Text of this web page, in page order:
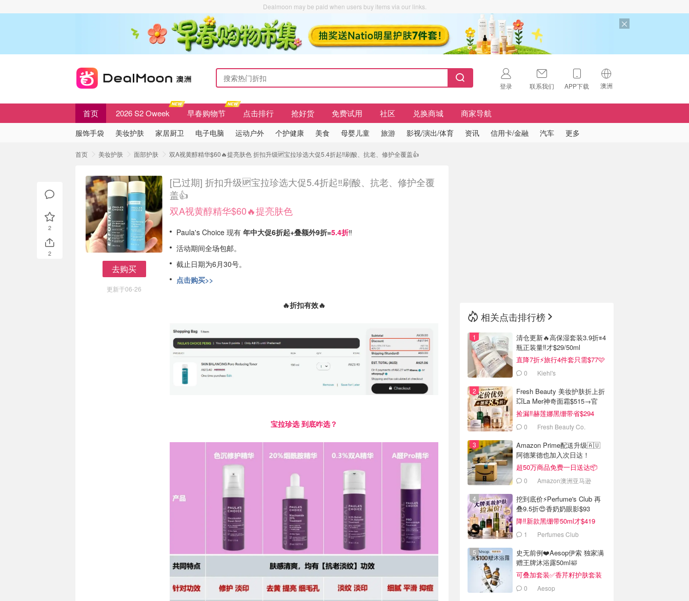
Dealmoon may be paid when users buy items via our links.
登录 联系我们 APP下载 澳洲
🇺🇸
🇨🇳中国
首页 2026 S2 Oweek 早春购物节 点击排行 抢好货 免费试用 社区 兑换商城 商家导航
服饰手袋 美妆护肤 家居厨卫 电子电脑 运动户外 个护健康 美食 母婴儿童 旅游 影视/演出/体育 资讯 信用卡/金融 汽车 更多
首页 美妆护肤 面部护肤 双A视黄醇精华$60🔥提亮肤色 折扣升级🆙宝拉珍选大促5.4折起‼️刷酸、抗老、修护全覆盖👍
去购买
更新于06-26
[已过期] 折扣升级🆙宝拉珍选大促5.4折起‼️刷酸、抗老、修护全覆
盖👍
双A视黄醇精华$60🔥提亮肤色
Paula's Choice 现有 年中大促6折起+叠额外9折=5.4折‼️
活动期间全场包邮。
截止日期为6月30号。
点击购买>>
🔥折扣有效🔥
宝拉珍选 到底咋选？
2
2
相关点击排行榜
清仓更新🔥高保湿套装3.9折🟰4
瓶正装量‼️才$29/50ml
直降7折⚡旅行4件套只需$77🩷
0 Kiehl's
Fresh Beauty 美妆护肤折上折
💥La Mer神奇面霜$515→官
$955
捡漏‼️赫莲娜黑绷带省$294
0 Fresh Beauty Co.
Amazon Prime配送升级🇦🇺
阿德莱德也加入次日达！
超50万商品免费一日送达📦
0 Amazon澳洲亚马逊
挖到底价⚡Perfume's Club 再
叠9.5折😍香奶奶眼影$93
降‼️新款黑绷带50ml才$419
1 Perfumes Club
史无前例❤️Aesop伊索 独家满
赠王牌沐浴露50ml🛀
可叠加套装✅香芹籽护肤套装
$1710 Aesop